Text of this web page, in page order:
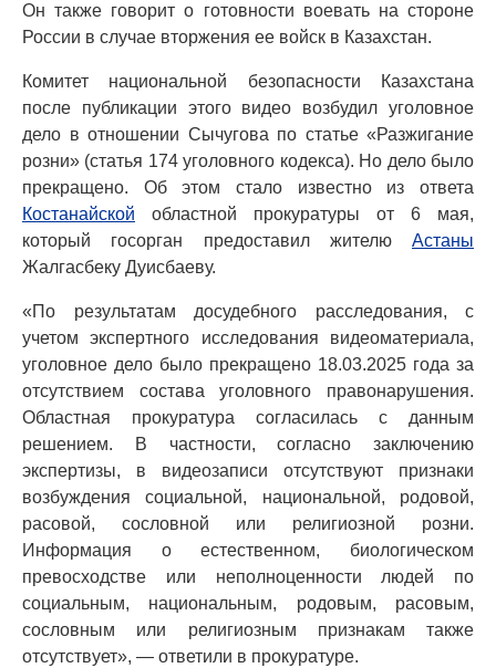
Он также говорит о готовности воевать на стороне
России в случае вторжения ее войск в Казахстан.
Комитет национальной безопасности Казахстана
после публикации этого видео возбудил уголовное
дело в отношении Сычугова по статье «Разжигание
розни» (статья 174 уголовного кодекса). Но дело было
прекращено. Об этом стало известно из ответа
Костанайской областной прокуратуры от 6 мая,
который госорган предоставил жителю Астаны
Жалгасбеку Дуисбаеву.
«По результатам досудебного расследования, с
учетом экспертного исследования видеоматериала,
уголовное дело было прекращено 18.03.2025 года за
отсутствием состава уголовного правонарушения.
Областная прокуратура согласилась с данным
решением. В частности, согласно заключению
экспертизы, в видеозаписи отсутствуют признаки
возбуждения социальной, национальной, родовой,
расовой, сословной или религиозной розни.
Информация о естественном, биологическом
превосходстве или неполноценности людей по
социальным, национальным, родовым, расовым,
сословным или религиозным признакам также
отсутствует», — ответили в прокуратуре.